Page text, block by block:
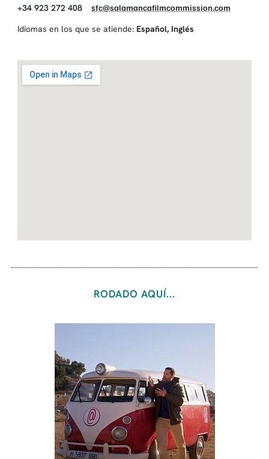
+34 923 272 408 sfc@salamancafilmcommission.com
Idiomas en los que se atiende: Español, Inglés
RODADO AQUÍ...